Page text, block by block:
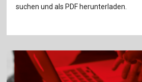
suchen und als PDF herunterladen.